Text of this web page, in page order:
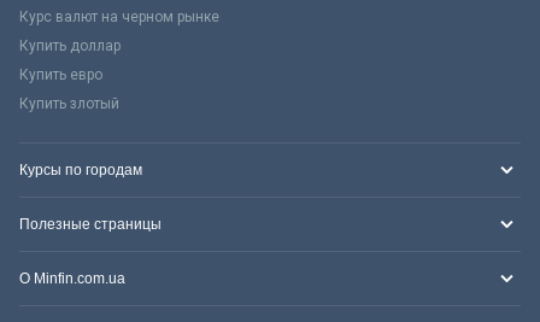
Курс валют на черном рынке
Купить доллар
Купить евро
Купить злотый
Курсы по городам
Полезные страницы
О Minfin.com.ua